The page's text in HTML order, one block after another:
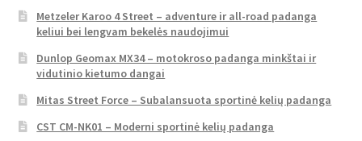
Metzeler Karoo 4 Street – adventure ir all-road padanga
keliui bei lengvam bekelės naudojimui
Dunlop Geomax MX34 – motokroso padanga minkštai ir
vidutinio kietumo dangai
Mitas Street Force – Subalansuota sportinė kelių padanga
CST CM-NK01 – Moderni sportinė kelių padanga